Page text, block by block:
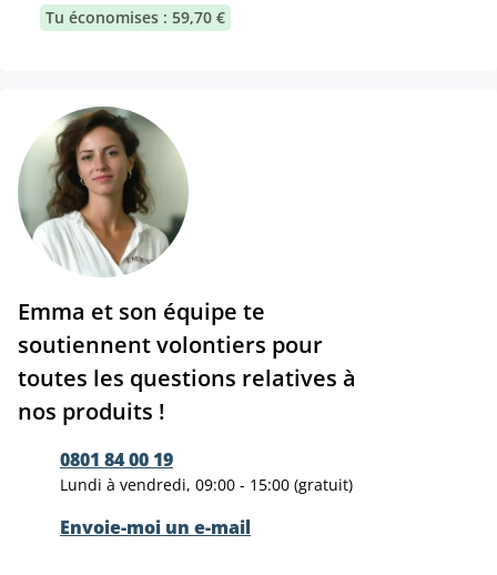
Tu économises : 59,70 €
Emma et son équipe te
soutiennent volontiers pour
toutes les questions relatives à
nos produits !
0801 84 00 19
Lundi à vendredi, 09:00 - 15:00 (gratuit)
Envoie-moi un e-mail